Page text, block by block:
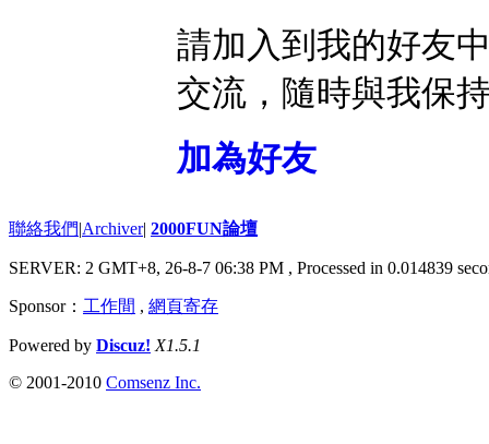
請加入到我的好友
交流，隨時與我保
加為好友
聯絡我們|Archiver| 2000FUN論壇
SERVER: 2 GMT+8, 26-8-7 06:38 PM , Processed in 0.014839
Sponsor： 工作間 , 網頁寄存
Powered by Discuz! X1.5.1
© 2001-2010 Comsenz Inc.